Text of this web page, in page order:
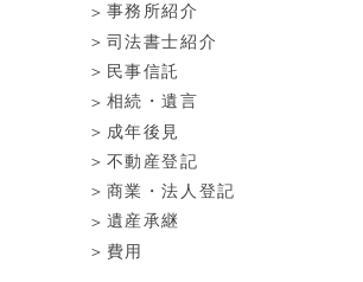
事務所紹介
司法書士紹介
民事信託
相続・遺言
成年後見
不動産登記
商業・法人登記
遺産承継
費用